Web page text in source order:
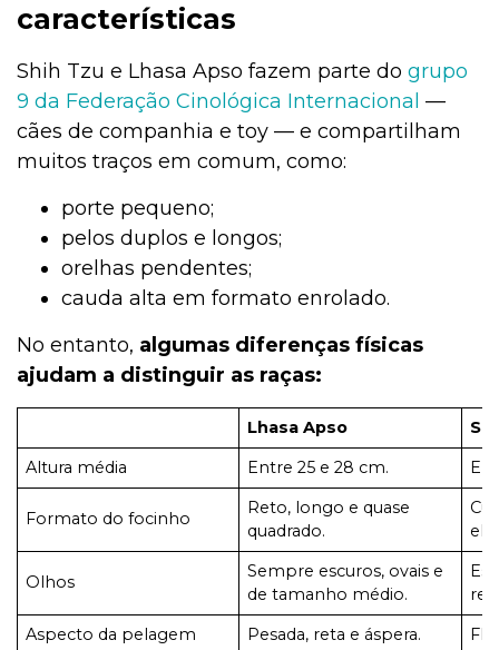
características
Shih Tzu e Lhasa Apso fazem parte do grupo
9 da Federação Cinológica Internacional —
cães de companhia e toy — e compartilham
muitos traços em comum, como:
porte pequeno;
pelos duplos e longos;
orelhas pendentes;
cauda alta em formato enrolado.
No entanto, algumas diferenças físicas
ajudam a distinguir as raças:
Lhasa Apso
Altura média
Entre 25 e 28 cm.
Formato do focinho
Reto, longo e quase
quadrado.
Olhos
Sempre escuros, ovais e
de tamanho médio.
Aspecto da pelagem
Pesada, reta e áspera.